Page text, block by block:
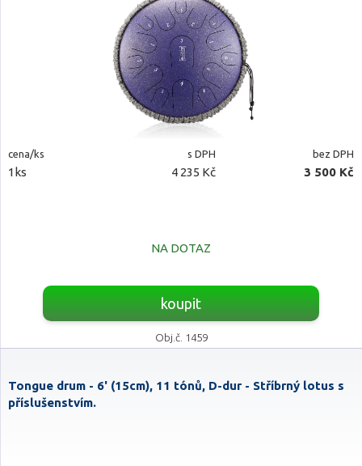
cena/ks s DPH bez DPH
1ks 4 235 Kč 3 500 Kč
NA DOTAZ
koupit
Obj.č. 1459
Tongue drum - 6' (15cm), 11 tónů, D-dur - Stříbrný lotus s
příslušenstvím.